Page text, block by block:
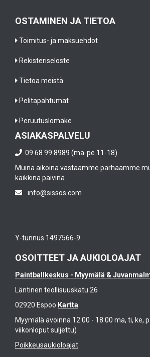
OSTAMINEN JA TIETOA
Toimitus- ja maksuehdot
Rekisteriseloste
Tietoa meistä
Pelitapahtumat
Peruutuslomake
ASIAKASPALVELU
09 68 99 8989 (ma-pe 11-18)
Muina aikoina vastaamme parhaamme
kaikkina päivinä.
info@sissos.com
Y-tunnus 1497566-9
OSOITTEET JA AUKIOLOAJAT
Paintballkeskus - Myymälä &
Läntinen teollisuuskatu 26
02920 Espoo Kartta
Myymälä avoinna 12.00 - 18.00 ma, ti, ke,
viikonloput suljettu)
Poikkeusaukioloajat